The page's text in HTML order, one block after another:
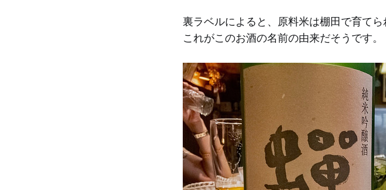
裏ラベルによると、原料米は棚田で育て
これがこのお酒の名前の由来だそうです。